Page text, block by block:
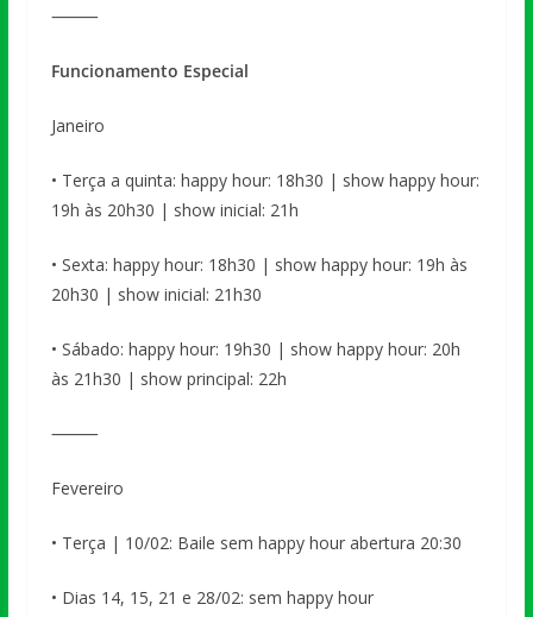
⸻
Funcionamento Especial
Janeiro
• Terça a quinta: happy hour: 18h30 | show happy hour:
19h às 20h30 | show inicial: 21h
• Sexta: happy hour: 18h30 | show happy hour: 19h às
20h30 | show inicial: 21h30
• Sábado: happy hour: 19h30 | show happy hour: 20h
às 21h30 | show principal: 22h
⸻
Fevereiro
• Terça | 10/02: Baile sem happy hour abertura 20:30
• Dias 14, 15, 21 e 28/02: sem happy hour